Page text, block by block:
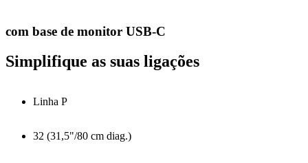
com base de monitor USB-C
Simplifique as suas ligações
Linha P
32 (31,5"/80 cm diag.)